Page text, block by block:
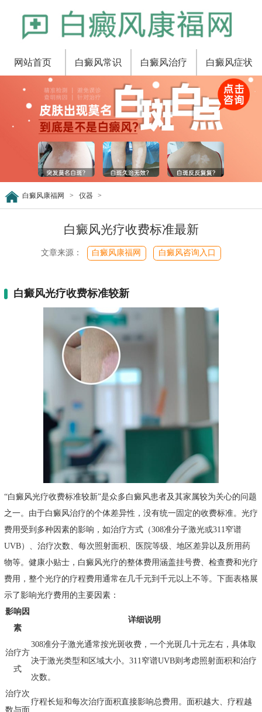
网站首页 白癜风常识 白癜风治疗 白癜风症状
白癜风康福网 > 仪器 >
白癜风光疗收费标准最新
文章来源： 白癜风康福网 白癜风咨询入口
白癜风光疗收费标准较新
“白癜风光疗收费标准较新”是众多白癜风患者及其家属较为关心的问题
之一。由于白癜风治疗的个体差异性，没有统一固定的收费标准。光疗
费用受到多种因素的影响，如治疗方式（308准分子激光或311窄谱
UVB）、治疗次数、每次照射面积、医院等级、地区差异以及所用药
物等。健康小贴士，白癜风光疗的整体费用涵盖挂号费、检查费和光疗
费用，整个光疗的疗程费用通常在几千元到千元以上不等。下面表格展
示了影响光疗费用的主要因素：
影响因
素
详细说明
治疗方
式
308准分子激光通常按光斑收费，一个光斑几十元左右，具体取
决于激光类型和区域大小。311窄谱UVB则考虑照射面积和治疗
次数。
治疗次
数与面
疗程长短和每次治疗面积直接影响总费用。面积越大、疗程越